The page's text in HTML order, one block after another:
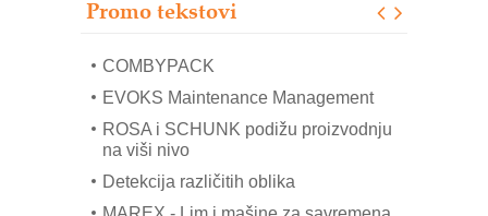
Promo tekstovi
mrežnog pretvarača sa tečnim
COMBYPACK
EVOKS Maintenance Management
ROSA i SCHUNK podižu proizvodnju
na viši nivo
Detekcija različitih oblika